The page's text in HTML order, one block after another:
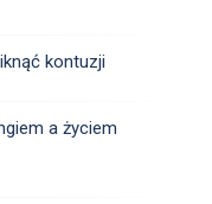
kontuzji
a życiem